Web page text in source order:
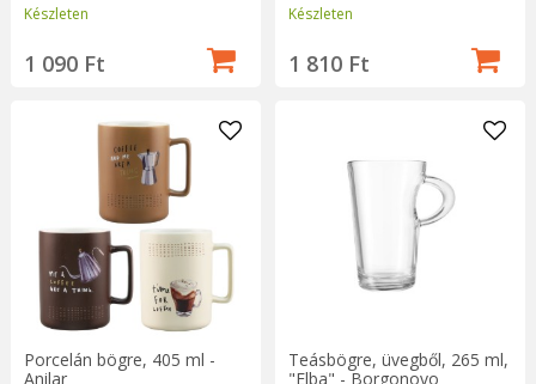
Készleten
1 090 Ft
Készleten
1 810 Ft
Porcelán bögre, 405 ml -
Anilar
Teásbögre, üvegből, 265 ml,
"Elba" - Borgonovo